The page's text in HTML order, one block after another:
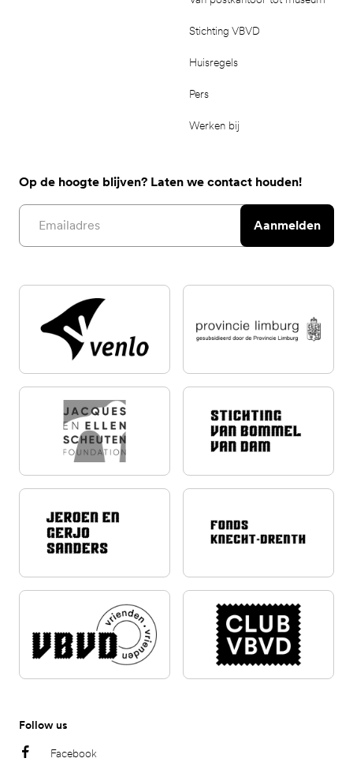
Stichting VBVD
Huisregels
Pers
Werken bij
Op de hoogte blijven? Laten we contact houden!
Email address
Aanmelden
Follow us
Facebook